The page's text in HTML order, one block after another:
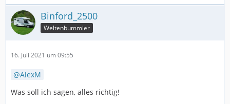
Binford_2500
Weltenbummler
16. Juli 2021 um 09:55
AlexM
Was soll ich sagen, alles richtig!